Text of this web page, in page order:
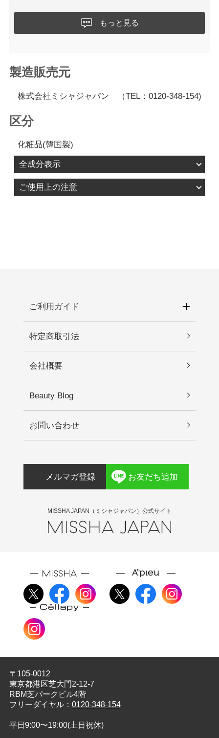
もっと見る
製造販売元
株式会社ミシャジャパン （TEL：0120-348-154)
区分
化粧品(韓国製)
全成分表示
水、メチルプロパンジオール、グリセリン、シク
ロヘキサシロキサン、１，２－ヘキサンジオー
クオタニウム－５１、チャ葉水、水添レシチン、β
－グルカン、オレンジ果皮油、ベルガモット果実
油、ラベンダー油、ローマカミツレ花油、トコフ
ェロール、ヒアルロン酸ヒドロキシプロピルトリ
ヒアルロン酸、アセチルヒアルロン酸Ｎａ、プロ
パンジオール、トリフルオロ酢酸テトラデシルア
ミノブチロイルバリルアミノ酪酸ウレア、ヒアル
ラヒドロピペリン、フロレチン、アルギニン
ご使用上の注意
肌に直射日光が当たって上記のような異常が現れ
位には使わないでください。3.目に入らないように
注意し、入った時は、すぐに充分に洗い流してく
ださい。4.保管及び取り扱い上の注意 1)直射日光
の当たる場所、極端な高温・低温の場所を避けて
保管してください。 2)乳幼児の手が届かない場所
に保管してください。
ご利用ガイド
特定商取引法
会社概要
Beauty Blog
お問い合わせ
メルマガ登録 お友だち追加
MISSHA JAPAN（ミシャジャパン）公式サイト
〒105-0012
東京都港区芝大門2-12-7
RBM芝パークビル4階
フリーダイヤル：0120-348-154
平日9:00〜19:00(土日祝休)